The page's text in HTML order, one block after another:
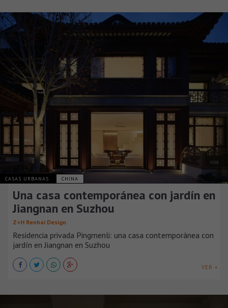
CASAS URBANAS CHINA
Una casa contemporánea con jardín en
Jiangnan en Suzhou
Z+H Renhai Design
Residencia privada Pingmenli: una casa contemporánea con
jardín en Jiangnan en Suzhou
VER +